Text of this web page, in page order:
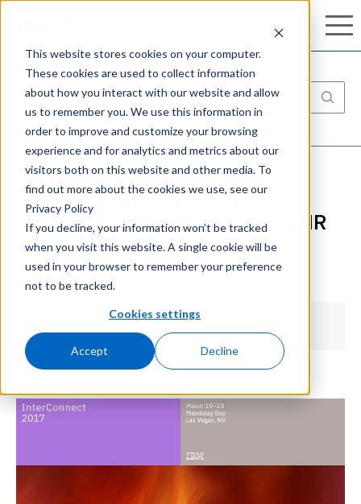
This website stores cookies on your computer.
These cookies are used to collect information
about how you interact with our website and allow
us to remember you. We use this information in
order to improve and customize your browsing
experience and for analytics and metrics about our
visitors both on this website and other media. To
find out more about the cookies we use, see our
Privacy Policy
If you decline, your information won’t be tracked
when you visit this website. A single cookie will be
used in your browser to remember your preference
not to be tracked.
Cookies settings
Accept Decline
Aprenda más
Establezca su sistema de
información de laboratorio y EHR
en FHIR|IIB